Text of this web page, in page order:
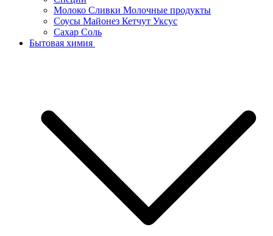
Молоко Сливки Молочные продукты
Соусы Майонез Кетчут Уксус
Сахар Соль
Бытовая химия